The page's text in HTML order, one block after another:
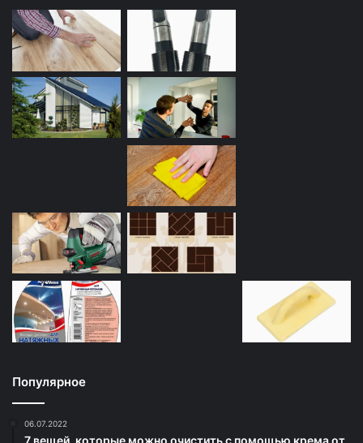
Популярное
06.07.2022
7 вещей, которые можно очистить с помощью крема от